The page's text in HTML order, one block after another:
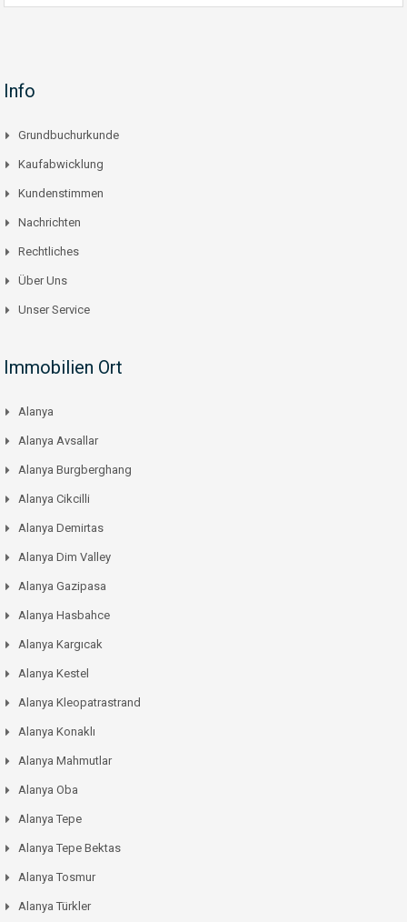
Info
Grundbuchurkunde
Kaufabwicklung
Kundenstimmen
Nachrichten
Rechtliches
Über Uns
Unser Service
Immobilien Ort
Alanya
Alanya Avsallar
Alanya Burgberghang
Alanya Cikcilli
Alanya Demirtas
Alanya Dim Valley
Alanya Gazipasa
Alanya Hasbahce
Alanya Kargıcak
Alanya Kestel
Alanya Kleopatrastrand
Alanya Konaklı
Alanya Mahmutlar
Alanya Oba
Alanya Tepe
Alanya Tepe Bektas
Alanya Tosmur
Alanya Türkler